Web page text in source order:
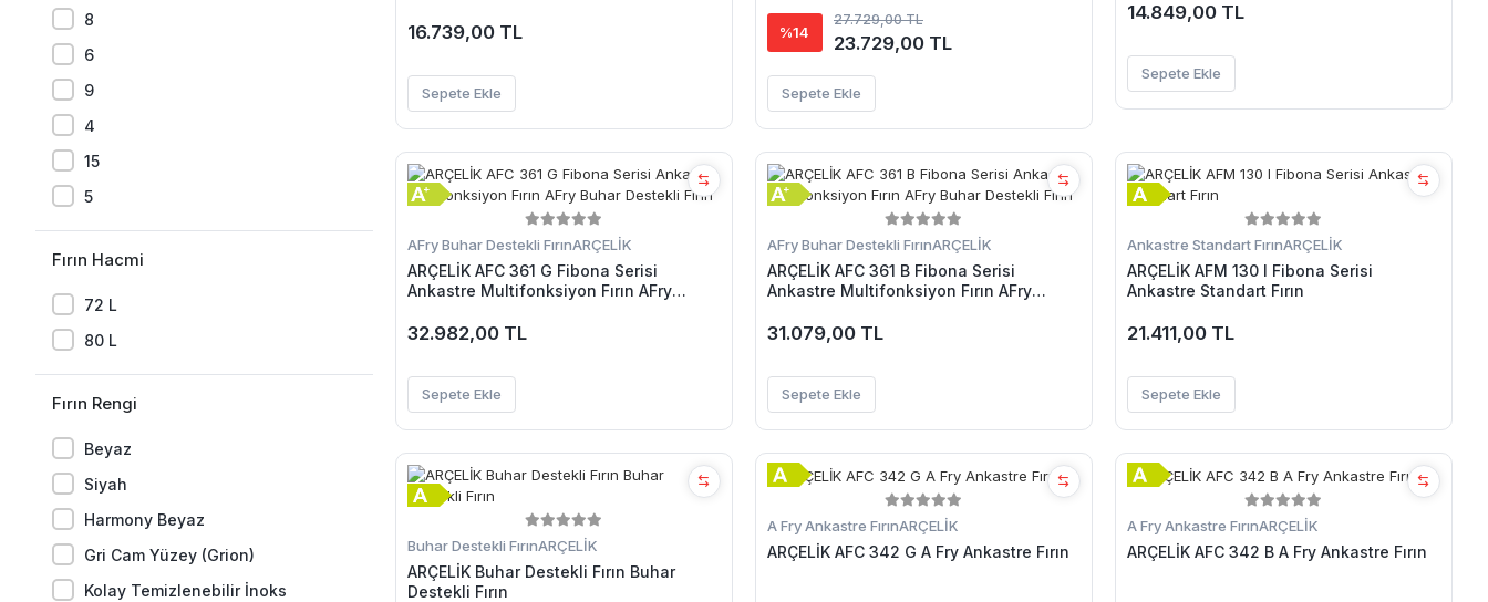
8
6
9
4
15
5
Fırın Hacmi
72 L
80 L
Fırın Rengi
Beyaz
Siyah
Harmony Beyaz
Gri Cam Yüzey (Grion)
Kolay Temizlenebilir İnoks
16.739,00 TL
Sepete Ekle
%14
27.729,00 TL
23.729,00 TL
Sepete Ekle
14.849,00 TL
Sepete Ekle
AFry Buhar Destekli FırınARÇELİK
ARÇELİK AFC 361 G Fibona Serisi
Ankastre Multifonksiyon Fırın AFry
32.982,00 TL
Sepete Ekle
AFry Buhar Destekli FırınARÇELİK
ARÇELİK AFC 361 B Fibona Serisi
Ankastre Multifonksiyon Fırın AFry
31.079,00 TL
Sepete Ekle
Ankastre Standart FırınARÇELİK
ARÇELİK AFM 130 I Fibona Serisi
Ankastre Standart Fırın
21.411,00 TL
Sepete Ekle
Buhar Destekli FırınARÇELİK
ARÇELİK Buhar Destekli Fırın Buhar
Destekli Fırın
A Fry Ankastre FırınARÇELİK
ARÇELİK AFC 342 G A Fry Ankastre Fırın
A Fry Ankastre FırınARÇELİK
ARÇELİK AFC 342 B A Fry Ankastre Fırın